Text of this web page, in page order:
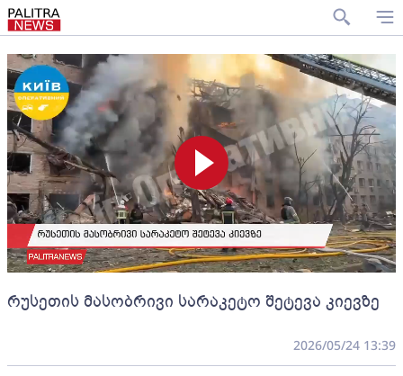
რუსეთის მასობრივი სარაკეტო შეტევა კიევზე
2026/05/24 13:39